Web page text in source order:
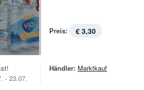
Preis: € 3,30
- 23.07.
Händler: Marktkauf